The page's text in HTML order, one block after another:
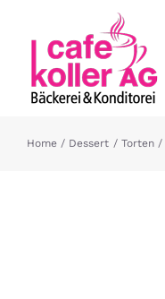
Inhalt
springen
Home Dessert Torten